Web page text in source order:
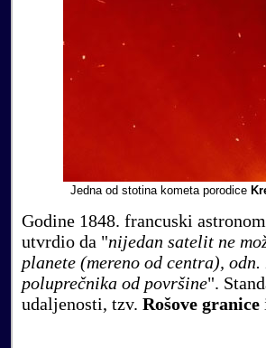
Jedna od stotina kometa porodice
Godine 1848. francuski
utvrdio da "nijedan satelit ne
planete (mereno od centra),
poluprečnika od površine".
udaljenosti, tzv. Rošove granice